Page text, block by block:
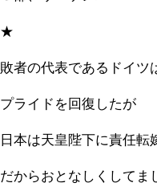
★
敗者の代表であるドイツ
プライドを回復したが
日本は天皇陛下に責任転
だからおとなしくしてま